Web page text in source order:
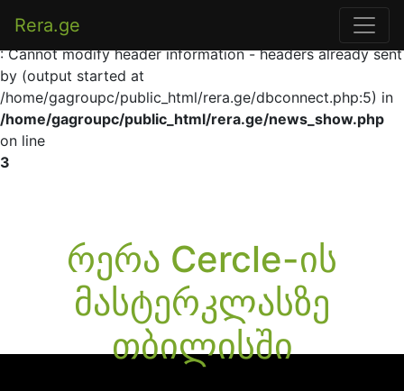
Warning
: Cannot modify header information - headers already sent
by (output started at
/home/gagroupc/public_html/rera.ge/dbconnect.php:5) in
/home/gagroupc/public_html/rera.ge/news_show.php
on line
3
Rera.ge
რერა Cercle-ის
მასტერკლასზე
თბილისში